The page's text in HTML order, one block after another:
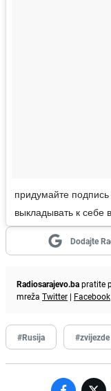
придумайте
выкладывать к себе
Dodajte
Radiosarajevo.bapratite
mreža Twitter | Facebook
#Rusija #zvijezde